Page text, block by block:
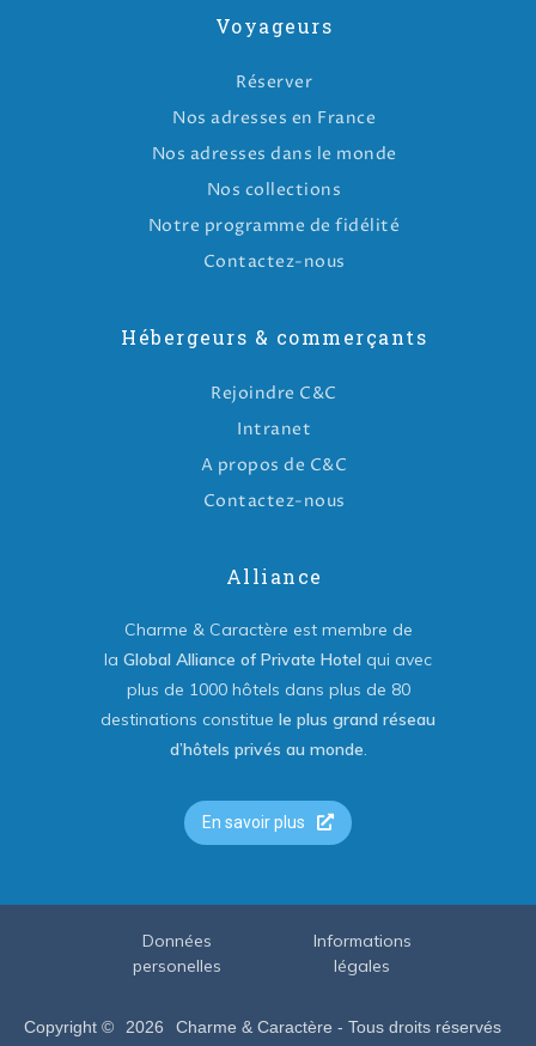
Voyageurs
Réserver
Nos adresses en France
Nos adresses dans le monde
Nos collections
Notre programme de fidélité
Contactez-nous
Hébergeurs & commerçants
Rejoindre C&C
Intranet
A propos de C&C
Contactez-nous
Alliance
Charme & Caractère est membre de
la Global Alliance of Private Hotel qui avec
plus de 1000 hôtels dans plus de 80
destinations constitue le plus grand réseau
d’hôtels privés au monde.
En savoir plus
Copyright © 2026 Charme & Caractère - Tous droits réservés
Données
personelles
Informations
légales